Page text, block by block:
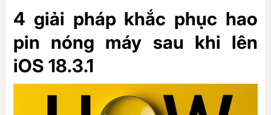
4 giải pháp khắc phục hao
pin nóng máy sau khi lên
iOS 18.3.1